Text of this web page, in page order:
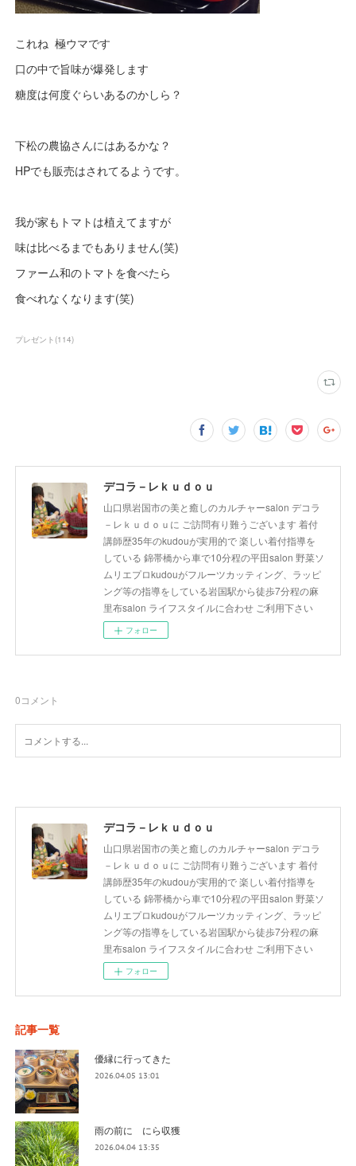
これね 極ウマです
口の中で旨味が爆発します
糖度は何度ぐらいあるのかしら？
下松の農協さんにはあるかな？
HPでも販売はされてるようです。
我が家もトマトは植えてますが
味は比べるまでもありません(笑)
ファーム和のトマトを食べたら
食べれなくなります(笑)
プレゼント (114)
デコラ－レｋｕｄｏｕ
山口県岩国市の美と癒しのカルチャーsalon デコラ
－レｋｕｄｏｕに ご訪問有り難うございます 着付
講師歴35年のkudouが実用的で 楽しい着付指導を
している 錦帯橋から車で10分程の平田salon 野菜ソ
ムリエプロkudouがフルーツカッティング、ラッピ
ング等の指導をしている岩国駅から徒歩7分程の麻
里布salon ライフスタイルに合わせ ご利用下さい
フォロー
0コメント
デコラ－レｋｕｄｏｕ
山口県岩国市の美と癒しのカルチャーsalon デコラ
－レｋｕｄｏｕに ご訪問有り難うございます 着付
講師歴35年のkudouが実用的で 楽しい着付指導を
している 錦帯橋から車で10分程の平田salon 野菜ソ
ムリエプロkudouがフルーツカッティング、ラッピ
ング等の指導をしている岩国駅から徒歩7分程の麻
里布salon ライフスタイルに合わせ ご利用下さい
フォロー
記事一覧
優縁に行ってきた
2026.04.05 13:01
雨の前に にら収獲
2026.04.04 13:35